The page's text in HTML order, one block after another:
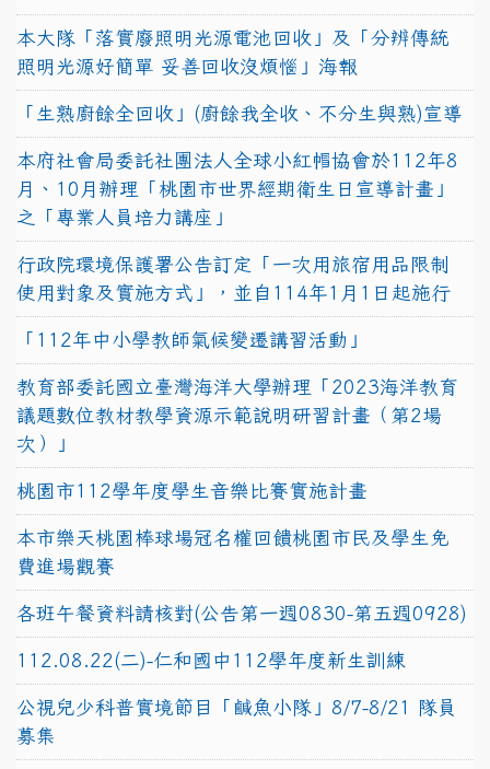
本大隊「落實廢照明光源電池回收」及「分辨傳統
照明光源好簡單 妥善回收沒煩惱」海報
「生熟廚餘全回收」(廚餘我全收、不分生與熟)宣導
本府社會局委託社團法人全球小紅帽協會於112年8
月、10月辦理「桃園市世界經期衛生日宣導計畫」
之「專業人員培力講座」
行政院環境保護署公告訂定「一次用旅宿用品限制
使用對象及實施方式」，並自114年1月1日起施行
「112年中小學教師氣候變遷講習活動」
教育部委託國立臺灣海洋大學辦理「2023海洋教育
議題數位教材教學資源示範說明研習計畫（第2場
次）」
桃園市112學年度學生音樂比賽實施計畫
本市樂天桃園棒球場冠名權回饋桃園市民及學生免
費進場觀賽
各班午餐資料請核對(公告第一週0830-第五週0928)
112.08.22(二)-仁和國中112學年度新生訓練
公視兒少科普實境節目「鹹魚小隊」8/7-8/21 隊員
募集